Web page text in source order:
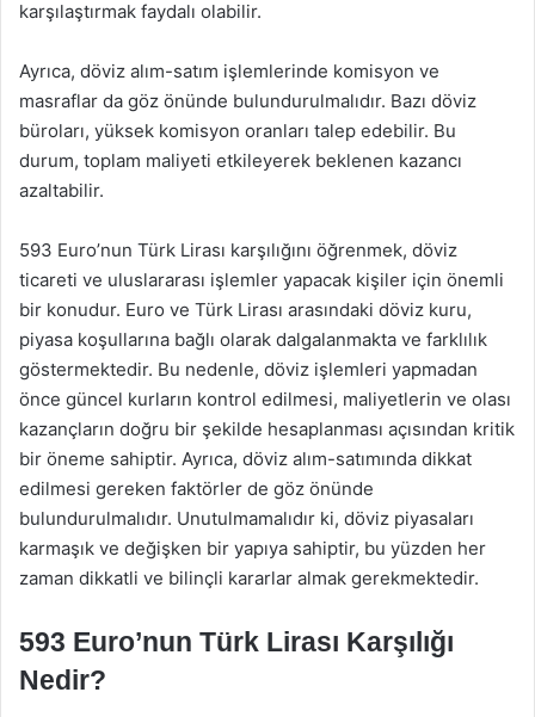
karşılaştırmak faydalı olabilir.
Ayrıca, döviz alım-satım işlemlerinde komisyon ve
masraflar da göz önünde bulundurulmalıdır. Bazı döviz
büroları, yüksek komisyon oranları talep edebilir. Bu
durum, toplam maliyeti etkileyerek beklenen kazancı
azaltabilir.
593 Euro’nun Türk Lirası karşılığını öğrenmek, döviz
ticareti ve uluslararası işlemler yapacak kişiler için önemli
bir konudur. Euro ve Türk Lirası arasındaki döviz kuru,
piyasa koşullarına bağlı olarak dalgalanmakta ve farklılık
göstermektedir. Bu nedenle, döviz işlemleri yapmadan
önce güncel kurların kontrol edilmesi, maliyetlerin ve olası
kazançların doğru bir şekilde hesaplanması açısından kritik
bir öneme sahiptir. Ayrıca, döviz alım-satımında dikkat
edilmesi gereken faktörler de göz önünde
bulundurulmalıdır. Unutulmamalıdır ki, döviz piyasaları
karmaşık ve değişken bir yapıya sahiptir, bu yüzden her
zaman dikkatli ve bilinçli kararlar almak gerekmektedir.
593 Euro’nun Türk Lirası Karşılığı
Nedir?